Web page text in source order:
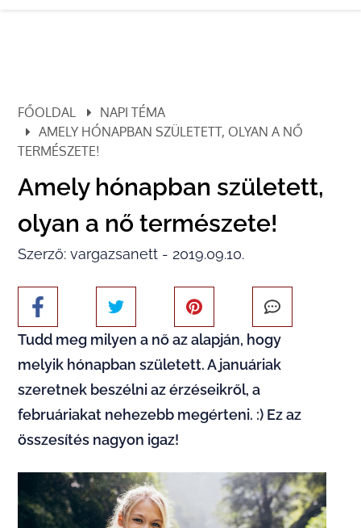
FŐOLDAL
NAPI TÉMA
AMELY HÓNAPBAN SZÜLETETT, OLYAN A NŐ
TERMÉSZETE!
Amely hónapban született,
olyan a nő természete!
Szerző: vargazsanett - 2019.09.10.
Tudd meg milyen a nő az alapján, hogy
melyik hónapban született. A januáriak
szeretnek beszélni az érzéseikről, a
februáriakat nehezebb megérteni. :) Ez az
összesítés nagyon igaz!